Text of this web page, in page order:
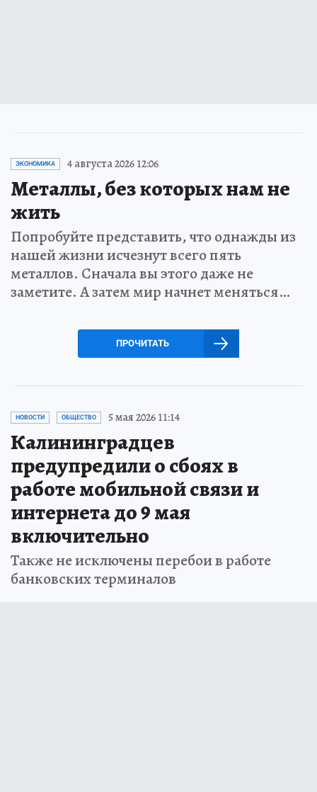
ЭКОНОМИКА 4 августа 2026 12:06
Металлы, без которых нам не
жить
Попробуйте представить, что однажды из
нашей жизни исчезнут всего пять
металлов. Сначала вы этого даже не
заметите. А затем мир начнет меняться…
ПРОЧИТАТЬ
НОВОСТИ ОБЩЕСТВО 5 мая 2026 11:14
Калининградцев
предупредили о сбоях в
работе мобильной связи и
интернета до 9 мая
включительно
Также не исключены перебои в работе
банковских терминалов